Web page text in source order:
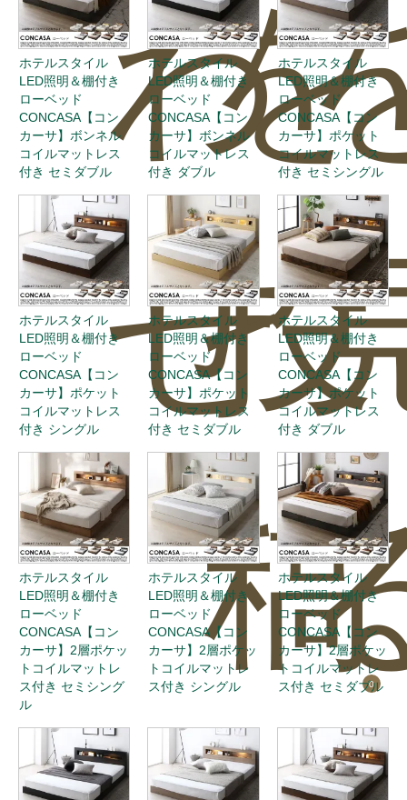
わ
せ
を
投
稿
0
ホテルスタイル
LED照明＆棚付き
ローベッド
CONCASA【コン
カーサ】ボンネル
コイルマットレス
付き セミダブル
ホテルスタイル
LED照明＆棚付き
ローベッド
CONCASA【コン
カーサ】ボンネル
コイルマットレス
付き ダブル
ホテルスタイル
LED照明＆棚付き
ローベッド
CONCASA【コン
カーサ】ポケット
コイルマットレス
付き セミシングル
ホテルスタイル
LED照明＆棚付き
ローベッド
CONCASA【コン
カーサ】ポケット
コイルマットレス
付き シングル
ホテルスタイル
LED照明＆棚付き
ローベッド
CONCASA【コン
カーサ】ポケット
コイルマットレス
付き セミダブル
ホテルスタイル
LED照明＆棚付き
ローベッド
CONCASA【コン
カーサ】ポケット
コイルマットレス
付き ダブル
ホテルスタイル
LED照明＆棚付き
ローベッド
CONCASA【コン
カーサ】2層ポケッ
トコイルマットレ
ス付き セミシング
ル
ホテルスタイル
LED照明＆棚付き
ローベッド
CONCASA【コン
カーサ】2層ポケッ
トコイルマットレ
ス付き シングル
ホテルスタイル
LED照明＆棚付き
ローベッド
CONCASA【コン
カーサ】2層ポケッ
トコイルマットレ
ス付き セミダブル